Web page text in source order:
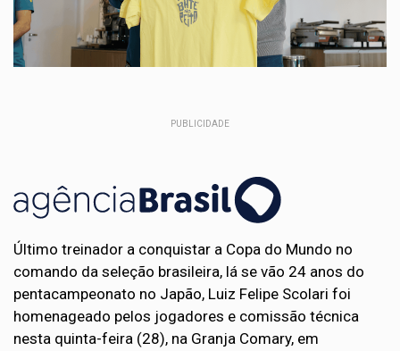
PUBLICIDADE
Último treinador a conquistar a Copa do Mundo no
comando da seleção brasileira, lá se vão 24 anos do
pentacampeonato no Japão, Luiz Felipe Scolari foi
homenageado pelos jogadores e comissão técnica
nesta quinta-feira (28), na Granja Comary, em